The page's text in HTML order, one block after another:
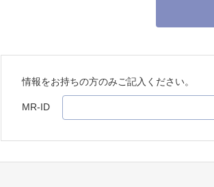
情報をお持ちの方のみご記入ください。
MR-ID